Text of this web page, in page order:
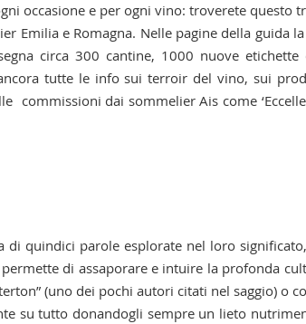
occasione e per ogni vino: troverete questo
Emilia e Romagna. Nelle pagine della guida
circa 300 cantine, 1000 nuove etichette
tutte le info sui terroir del vino, sui
commissioni dai sommelier Ais come
di quindici parole esplorate nel loro
di assaporare e intuire la profonda
(uno dei pochi autori citati nel saggio) o
su tutto donandogli sempre un lieto